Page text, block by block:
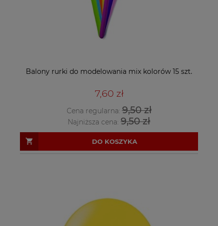
Balony rurki do modelowania mix kolorów 15 szt.
7,60 zł
Cena regularna:9,50 zł
Najniższa cena: 9,50 zł
DO KOSZYKA